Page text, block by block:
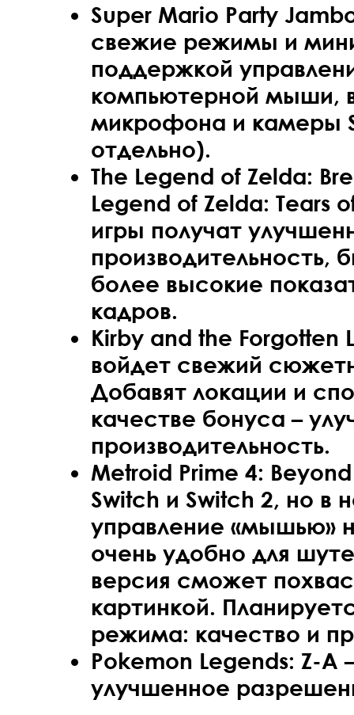
Super Mario Party
свежие режимы и
поддержкой
компьютерной мыши,
микрофона и камеры
отдельно).
The Legend of Zelda:
Legend of Zelda: Tears
игры получат
производительность,
более высокие
кадров.
Kirby and the Forgotten
войдет свежий
Добавят локации и
качестве бонуса –
производительность.
Metroid Prime 4:
Switch и Switch 2, но в
управление «мышью»
очень удобно для
версия сможет
картинкой.
режима: качество и
Pokemon Legends: Z-A
улучшенное